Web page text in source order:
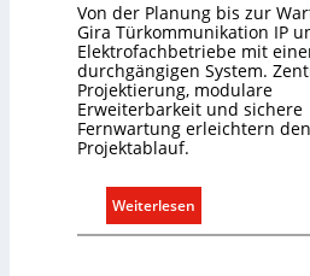
l
n
e
k
t
r
o
m
b
l
Von der Planung bis zur
Gira Türkommunikation IP
Elektrofachbetriebe mit
durchgängigen System.
Projektierung, modulare
Erweiterbarkeit und sichere
Fernwartung erleichtern
Projektablauf.
Weiterlesen
T